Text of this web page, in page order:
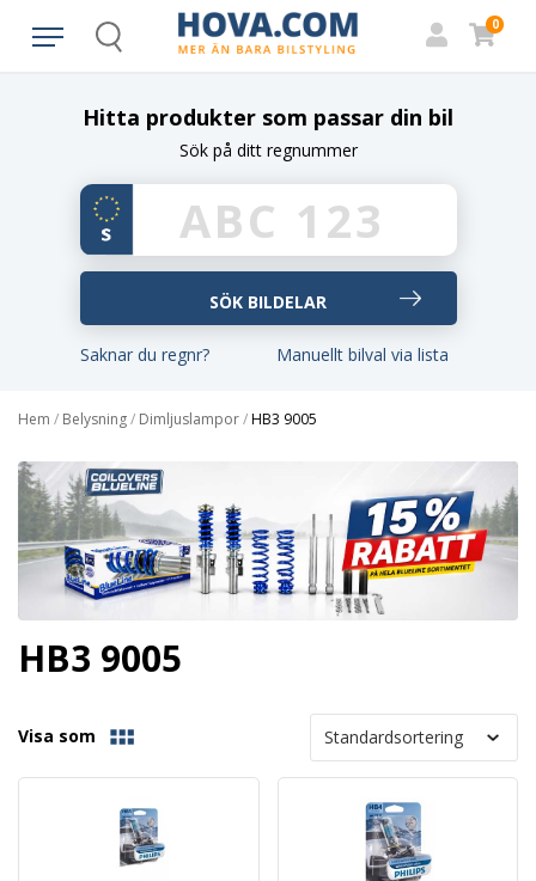
Search
0
Hitta produkter som passar din bil
Sök på ditt regnummer
Saknar du regnr? Manuellt bilval via lista
Hem / Belysning/ Dimljuslampor/HB3 9005
HB3 9005
Visa som